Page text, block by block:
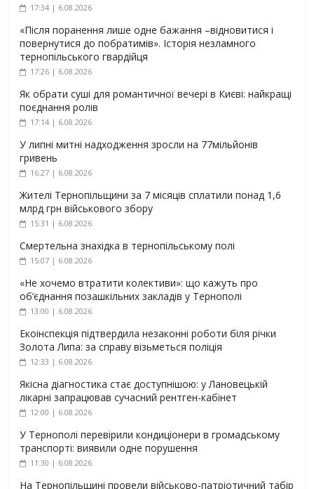
17:34 | 6.08.2026
«Після поранення лише одне бажання –відновитися і
повернутися до побратимів». Історія незламного
тернопільського гвардійця
17:26 | 6.08.2026
Як обрати суші для романтичної вечері в Києві: найкращі
поєднання ролів
17:14 | 6.08.2026
У липні митні надходження зросли на 77мільйонів
гривень
16:27 | 6.08.2026
Жителі Тернопільщини за 7 місяців сплатили понад 1,6
млрд грн військового збору
15:31 | 6.08.2026
Смертельна знахідка в тернопільському полі
15:07 | 6.08.2026
«Не хочемо втратити колективи»: що кажуть про
об’єднання позашкільних закладів у Тернополі
13:00 | 6.08.2026
Екоінспекція підтвердила незаконні роботи біля річки
Золота Липа: за справу візьметься поліція
12:33 | 6.08.2026
Якісна діагностика стає доступнішою: у Лановецькій
лікарні запрацював сучасний рентген-кабінет
12:00 | 6.08.2026
У Тернополі перевірили кондиціонери в громадському
транспорті: виявили одне порушення
11:30 | 6.08.2026
На Тернопільщині провели військово-патріотичний табір